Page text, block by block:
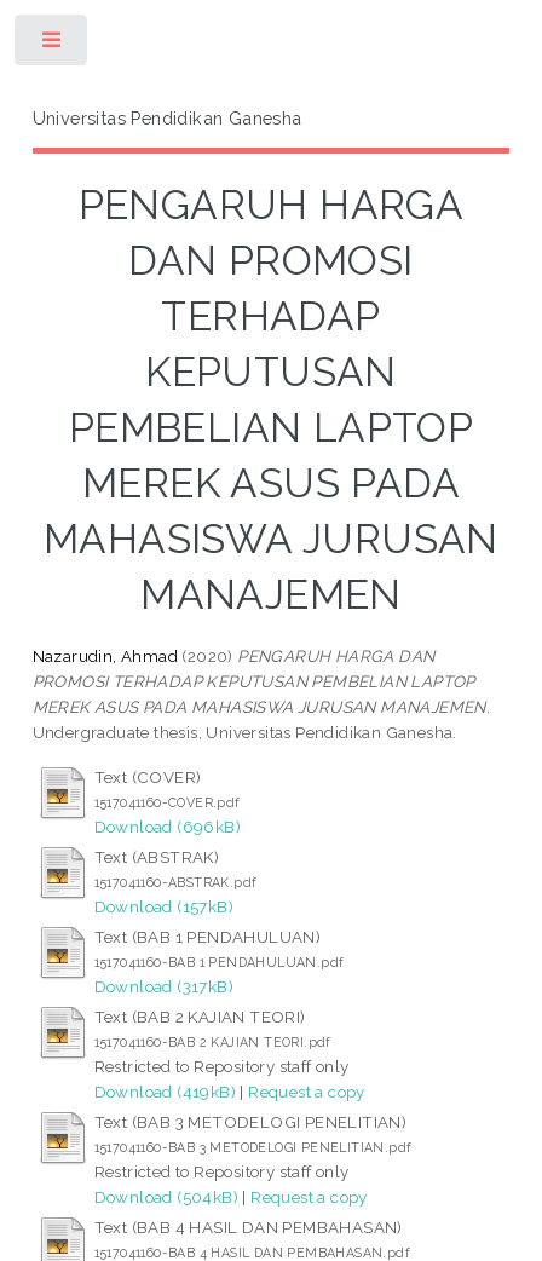
Universitas Pendidikan Ganesha
PENGARUH HARGA
DAN PROMOSI
TERHADAP
KEPUTUSAN
PEMBELIAN LAPTOP
MEREK ASUS PADA
MAHASISWA JURUSAN
MANAJEMEN
Nazarudin, Ahmad (2020) PENGARUH HARGA DAN
PROMOSI TERHADAP KEPUTUSAN PEMBELIAN LAPTOP
MEREK ASUS PADA MAHASISWA JURUSAN MANAJEMEN.
Undergraduate thesis, Universitas Pendidikan Ganesha.
Text (COVER)
1517041160-COVER.pdf
Download (696kB)
Text (ABSTRAK)
1517041160-ABSTRAK.pdf
Download (157kB)
Text (BAB 1 PENDAHULUAN)
1517041160-BAB 1 PENDAHULUAN.pdf
Download (317kB)
Text (BAB 2 KAJIAN TEORI)
1517041160-BAB 2 KAJIAN TEORI.pdf
Restricted to Repository staff only
Download (419kB) | Request a copy
Text (BAB 3 METODELOGI PENELITIAN)
1517041160-BAB 3 METODELOGI PENELITIAN.pdf
Restricted to Repository staff only
Download (504kB) | Request a copy
Text (BAB 4 HASIL DAN PEMBAHASAN)
1517041160-BAB 4 HASIL DAN PEMBAHASAN.pdf